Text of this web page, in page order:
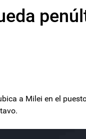
a Milei en el